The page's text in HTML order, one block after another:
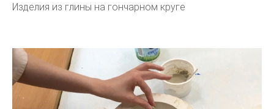
Изделия из глины на гончарном круге